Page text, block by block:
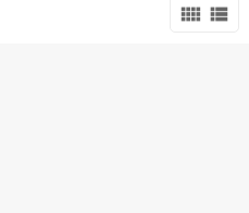
view_comfy view_list